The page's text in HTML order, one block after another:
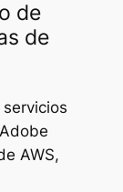
de
de
AWS,